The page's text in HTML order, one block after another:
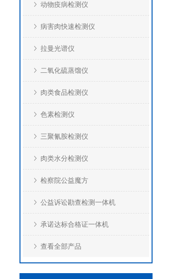
动物疫病检测仪
病害肉快速检测仪
拉曼光谱仪
二氧化硫蒸馏仪
肉类食品检测仪
色素检测仪
三聚氰胺检测仪
肉类水分检测仪
检察院公益魔方
公益诉讼勘查检测一体机
承诺达标合格证一体机
查看全部产品